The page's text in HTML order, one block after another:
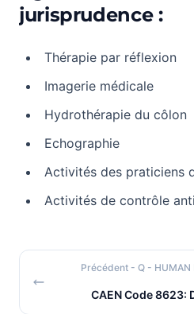
jurisprudence :
Thérapie par réflexion
Imagerie médicale
Hydrothérapie du côlon
Echographie
Activités des praticiens
Activités de contrôle
Précédent - Q - HUMAN
CAEN Code 8623: